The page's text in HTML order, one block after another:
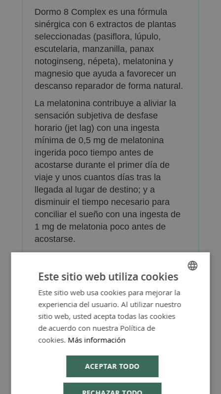
Dormo 8 Complex es una fórmula
sinérgica con 6 extractos de plantas
seleccionadas (pasiflora, lúpulo,
escutelaria, manzanilla, panax
notoginseng, népeta), melatonina y
magnesio que ayuda a favorecer un
descanso reparador de forma natural.
La melatonina contribuye a aliviar la
sensación subjetiva de desfase
horario (jet lag) con una ingesta
mínima de 0,5 mg de melatonina
ingerida poco tiempo antes de
acostarse durante el primer día de
viaje y unos cuantos días tras la
llegada al lugar de destino; y a
disminuir el tiempo necesario para
conciliar el sueño con una ingesta de
1 mg de melatonia poco antes de
acostarse.
leche o sus derivados, almidón, trigo,
maíz o levaduras.
SPANISH
ENGLISH
Este sitio web utiliza cookies
Este sitio web usa cookies para mejorar la
experiencia del usuario. Al utilizar nuestro
sitio web, usted acepta todas las cookies
de acuerdo con nuestra Política de
cookies. Más información
ACEPTAR TODO